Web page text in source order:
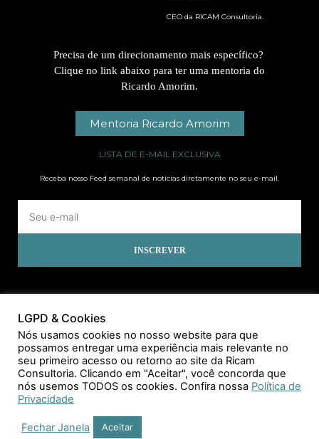
CEO da RICAM Consultoria.
Precisa de um direcionamento mais específico?
Clique no link abaixo para ter uma mentoria do
Ricardo Amorim.
Mentoria Ricardo Amorim
LISTA DE E-MAIL EXCLUSIVA
Receba nosso Feed semanal de notícias diretamente no seu e-mail.
INSCREVER
LGPD & Cookies
Nós usamos cookies no nosso website para que
possamos entregar uma experiência mais relevante no
seu primeiro acesso ou retorno ao site da Ricam
Consultoria. Clicando em "Aceitar", você concorda que
nós usemos TODOS os cookies. Confira nossa Política de
Privacidade
Fechar Janela Aceitar